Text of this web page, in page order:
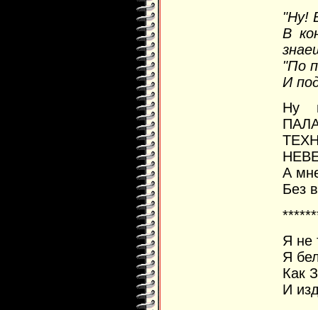
"Ну!
В
"По
И
Ну
А
Без
Я не
Я
Как
И